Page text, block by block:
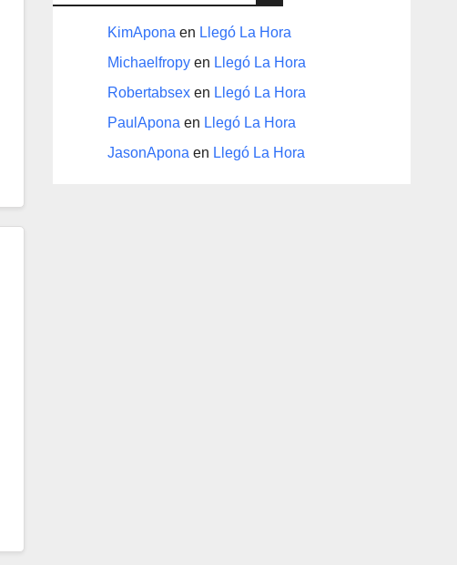
KimApona en Llegó La Hora
Michaelfropy en Llegó La Hora
Robertabsex en Llegó La Hora
PaulApona en Llegó La Hora
JasonApona en Llegó La Hora